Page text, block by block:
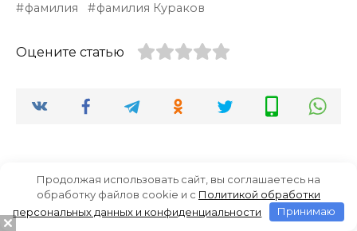
фамилия
фамилия Кураков
Оцените статью
Добавить комментарий
Имя
Продолжая использовать сайт, вы соглашаетесь на
обработку файлов cookie и c Политикой обработки
персональных данных и конфиденциальности
Принимаю